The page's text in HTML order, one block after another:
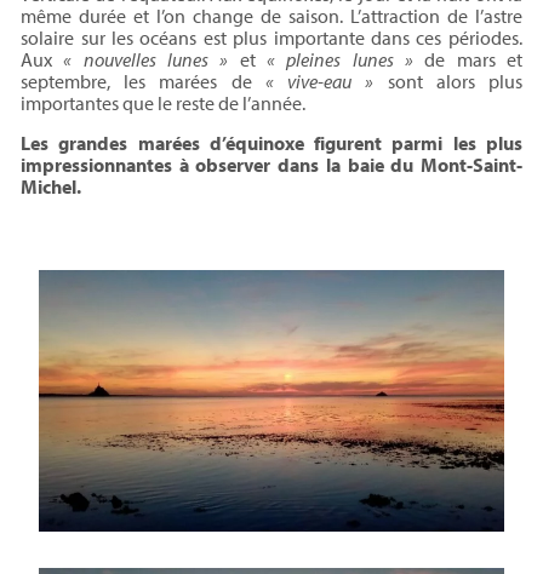
même durée et l’on change de saison. L’attraction de l’astre
solaire sur les océans est plus importante dans ces périodes.
Aux« nouvelles lunes » et« pleines lunes » de mars et
septembre, les marées de « vive-eau » sont alors plus
importantes que le reste de l’année.
Les grandes marées d’équinoxe figurent parmi les plus
impressionnantes à observer dans la baie du Mont-Saint-
Michel.